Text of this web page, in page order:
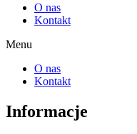
O nas
Kontakt
Menu
O nas
Kontakt
Informacje